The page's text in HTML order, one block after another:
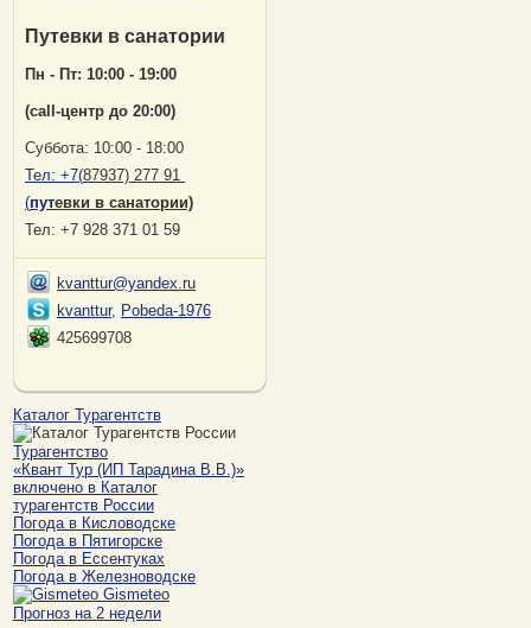
Путевки в санатории
Пн - Пт: 10:00 - 19:00
(саll-центр до 20:00)
Суббота: 10:00 - 18:00
Тел: +7(87937) 277 91
(путевки в санатории)
Тел: +7 928 371 01 59
kvanttur@yandex.ru
kvanttur, Pobeda-1976
425699708
Каталог Турагентств
Турагентство
«Квант Тур (ИП Тарадина В.В.)»
включено в Каталог
турагентств России
Погода в Кисловодске
Погода в Пятигорске
Погода в Ессентуках
Погода в Железноводске
Gismeteo
Прогноз на 2 недели